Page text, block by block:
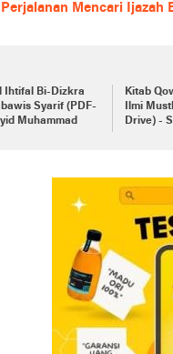
Perjalanan Mencari Ijazah
Ihtifal Bi-Dizkra
Syarif (PDF-
Muhammad
Kitab
Ilmi
Drive) -